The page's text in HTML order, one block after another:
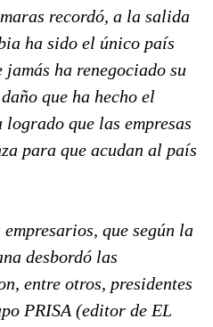
recordó, a la salida
ha sido el único país
ha renegociado su
que ha hecho el
que las empresas
para que acudan al país
que según la
desbordó las
entre otros, presidentes
PRISA (editor de EL